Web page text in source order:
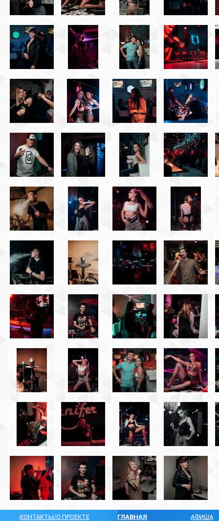
КОНТАКТЫ/О ПРОЕКТЕ
ГЛАВНАЯ
АФИША